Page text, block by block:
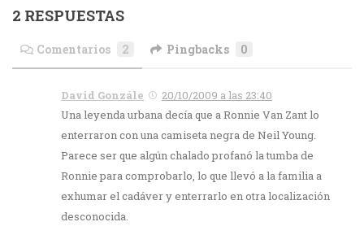
2 RESPUESTAS
Comentarios 2 Pingbacks 0
David Gonzále
20/10/2009 a las 23:40
Una leyenda urbana decía que a Ronnie Van Zant lo
enterraron con una camiseta negra de Neil Young.
Parece ser que algún chalado profanó la tumba de
Ronnie para comprobarlo, lo que llevó a la familia a
exhumar el cadáver y enterrarlo en otra localización
desconocida.